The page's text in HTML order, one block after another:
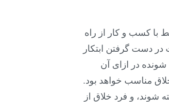
مرتبط با کسب و کار از راه
دست گرفتن ابتکار
شونده در ازای آن
مناسب خواهد بود.
شوند، و فرد خلاق از